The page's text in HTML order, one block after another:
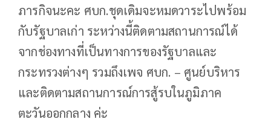
ภารกิจนะคะ ศบก.ชุดเดิมจะหมดวาระไปพร้อม
กับรัฐบาลเก่า ระหว่างนี้ติดตามสถานการณ์ได้
จากช่องทางที่เป็นทางการของรัฐบาลและ
กระทรวงต่างๆ รวมถึงเพจ ศบก. – ศูนย์บริหาร
และติดตามสถานการณ์การสู้รบในภูมิภาค
ตะวันออกกลาง ค่ะ